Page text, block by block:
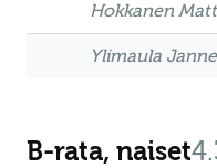
Hokkanen
Ylimaula Janne
B-rata, naiset